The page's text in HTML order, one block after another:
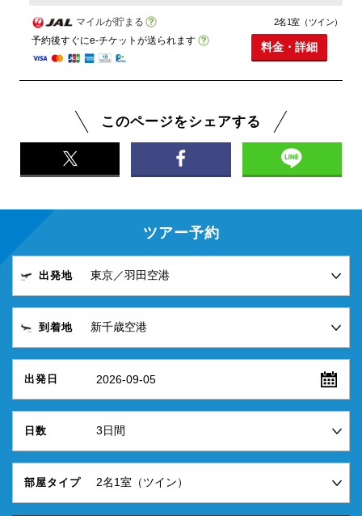
マイルが貯まる
予約後すぐにe-チケットが送られます
2名1室（ツイン）
料金・詳細
このページをシェアする
ツアー予約
出発地
到着地
出発日 2026-09-05
日数
部屋タイプ